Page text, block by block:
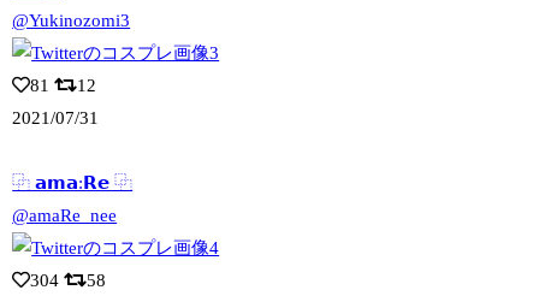
@Yukinozomi3
81
12
2021/07/31
⿻ 𝗮𝗺𝗮:𝗥𝗲 ⿻
@amaRe_nee
304
58